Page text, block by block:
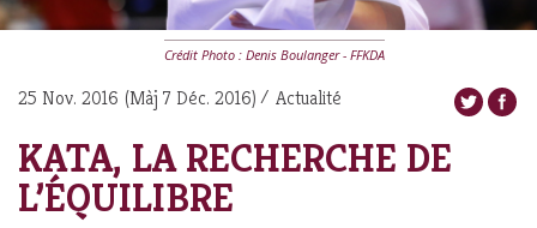
Crédit Photo : Denis Boulanger - FFKDA
25 Nov. 2016 (Màj 7 Déc. 2016) Actualité
KATA, LA RECHERCHE DE
L’ÉQUILIBRE